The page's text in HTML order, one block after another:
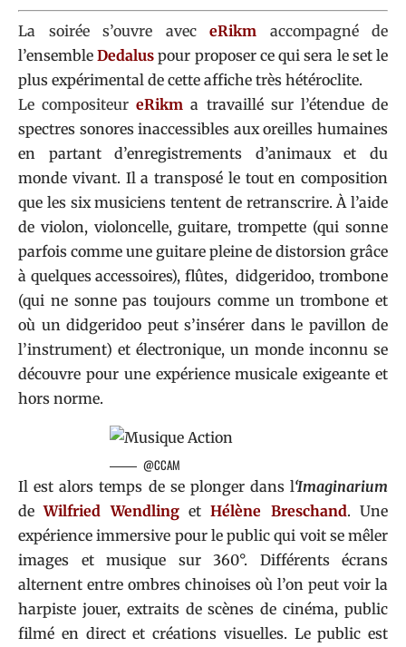
La soirée s’ouvre avec eRikm accompagné de
l’ensembleDedalus pour proposer ce qui sera le set le
plus expérimental de cette affiche très hétéroclite.
Le compositeur eRikm a travaillé sur l’étendue de
spectres sonores inaccessibles aux oreilles humaines
en partant d’enregistrements d’animaux et du
monde vivant. Il a transposé le tout en composition
que les six musiciens tentent de retranscrire. À l’aide
de violon, violoncelle, guitare, trompette (qui sonne
parfois comme une guitare pleine de distorsion grâce
à quelques accessoires), flûtes, didgeridoo, trombone
(qui ne sonne pas toujours comme un trombone et
où un didgeridoo peut s’insérer dans le pavillon de
l’instrument) et électronique, un monde inconnu se
découvre pour une expérience musicale exigeante et
hors norme.
@CCAM
Il est alors temps de se plonger dans l‘Imaginarium
deWilfried WendlingetHélène Breschand. Une
expérience immersive pour le public qui voit se mêler
images et musique sur 360°. Différents écrans
alternent entre ombres chinoises où l’on peut voir la
harpiste jouer, extraits de scènes de cinéma, public
filmé en direct et créations visuelles. Le public est